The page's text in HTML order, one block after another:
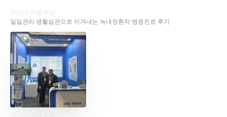
2026년 04월 06일
일일관리 생활습관으로 이겨내는 녹내장환자 병원진료 후기